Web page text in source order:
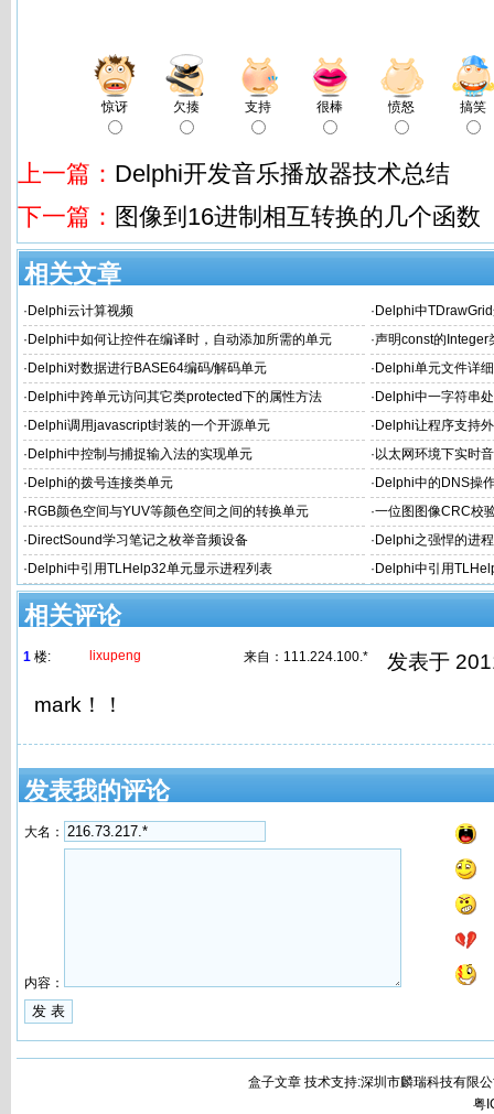
惊讶 欠揍 支持 很棒 愤怒 搞笑
上一篇： Delphi开发音乐播放器技术总结
下一篇： 图像到16进制相互转换的几个函数
相关文章
· Delphi云计算视频 · Delphi中
· Delphi中如何让控件在编译时，自动添加所需的单元 ·声明const的Integer
· Delphi对数据进行BASE64编码/解码单元 · Delphi单元文件详
· Delphi中跨单元访问其它类protected下的属性方法 · Delphi中一字符串
· Delphi调用javascript封装的一个开源单元 · Delphi让程序支持
· Delphi中控制与捕捉输入法的实现单元 · 以太网环境下实时
· Delphi的拨号连接类单元 · Delphi中的DNS操
· RGB颜色空间与YUV等颜色空间之间的转换单元 ·一位图图像CRC校
· DirectSound学习笔记之枚举音频设备 · Delphi之强悍的进
· Delphi中引用TLHelp32单元显示进程列表 · Delphi中引用
相关评论
1 楼: lixupeng 来自： 111.224.100.*
发表于
mark！！
发表我的评论
大名：
内容：
盒子文章 技术支持:深圳市麟瑞科技有限
粤